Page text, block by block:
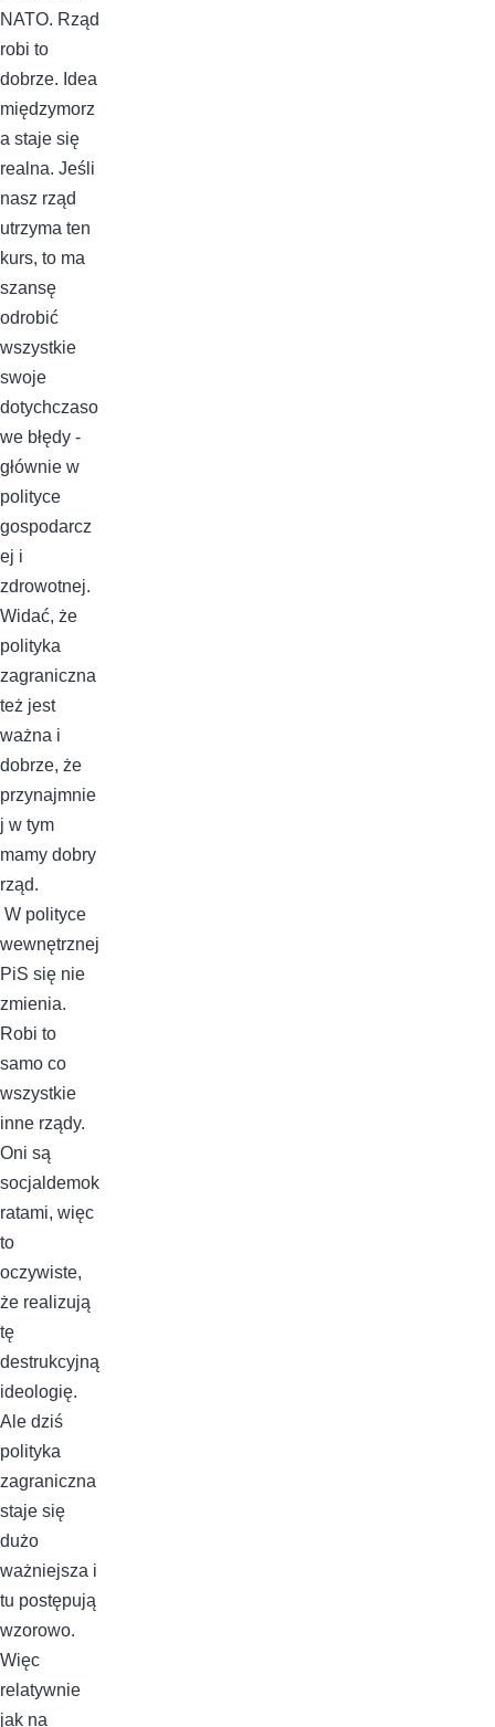
NATO. Rząd
robi to
dobrze. Idea
międzymorz
a staje się
realna. Jeśli
nasz rząd
utrzyma ten
kurs, to ma
szansę
odrobić
wszystkie
swoje
dotychczaso
we błędy -
głównie w
polityce
gospodarcz
ej i
zdrowotnej.
Widać, że
polityka
zagraniczna
też jest
ważna i
dobrze, że
przynajmnie
j w tym
mamy dobry
rząd.
W polityce
wewnętrznej
PiS się nie
zmienia.
Robi to
samo co
wszystkie
inne rządy.
Oni są
socjaldemok
ratami, więc
to
oczywiste,
że realizują
tę
destrukcyjną
ideologię.
Ale dziś
polityka
zagraniczna
staje się
dużo
ważniejsza i
tu postępują
wzorowo.
Więc
relatywnie
jak na